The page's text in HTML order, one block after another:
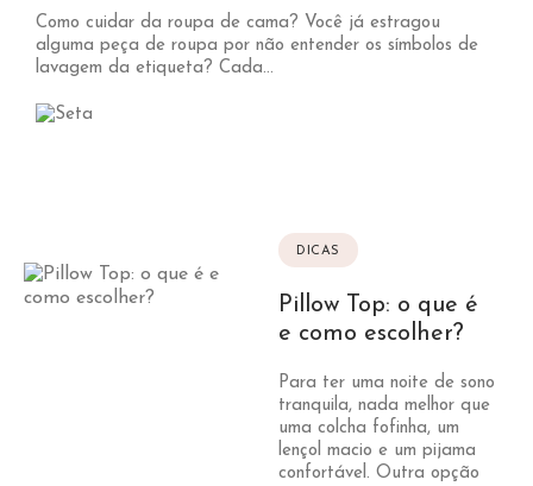
Como cuidar da roupa de cama? Você já estragou
alguma peça de roupa por não entender os símbolos de
lavagem da etiqueta? Cada...
DICAS
Pillow Top: o que é
e como escolher?
Para ter uma noite de sono
tranquila, nada melhor que
uma colcha fofinha, um
lençol macio e um pijama
confortável. Outra opção